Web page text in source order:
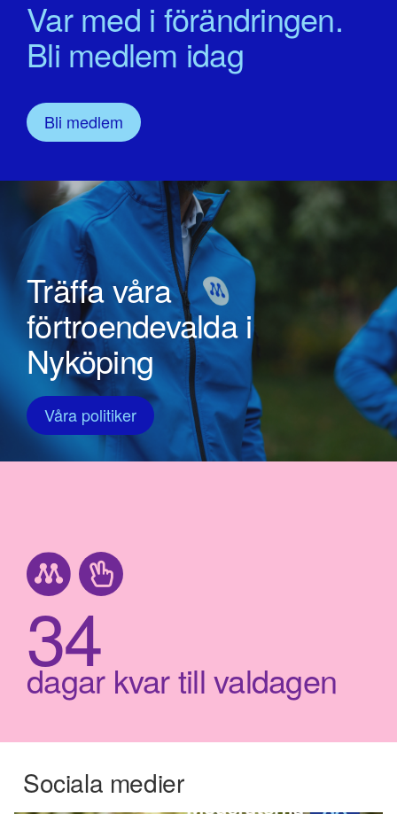
Var med i förändringen.
Bli medlem idag
Bli medlem
34
dagar kvar till valdagen
Träffa våra
förtroendevalda i
Nyköping
Våra politiker
Sociala medier